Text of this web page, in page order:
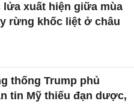
lửa xuất hiện giữa mùa
rừng khốc liệt ở châu
thống Trump phủ
tin Mỹ thiếu đạn dược,